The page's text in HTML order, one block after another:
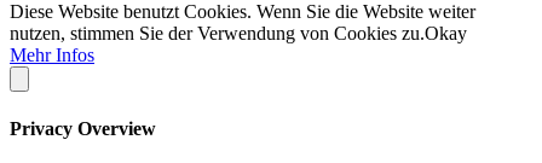
Diese Website benutzt Cookies. Wenn Sie die Website weiter
nutzen, stimmen Sie der Verwendung von Cookies zu.Okay
Mehr Infos
Privacy Overview